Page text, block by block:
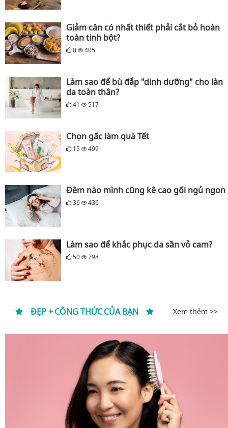
Giảm cân có nhất thiết phải cắt bỏ hoàn
toàn tinh bột?
0 405
Làm sao để bù đắp "dinh dưỡng" cho làn
da toàn thân?
41 517
Chọn gấc làm quà Tết
15 499
Đêm nào mình cũng kê cao gối ngủ ngon
36 436
Làm sao để khắc phục da sần vỏ cam?
50 798
ĐẸP + CÔNG THỨC CỦA BẠN Xem thêm >>